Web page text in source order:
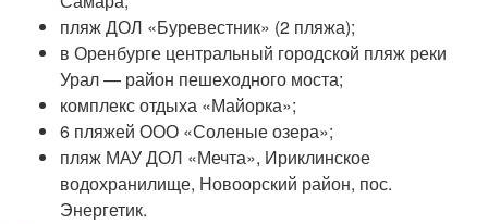
пляж ДОЛ «Буревестник» (2 пляжа);
в Оренбурге центральный городской пляж реки
Урал — район пешеходного моста;
комплекс отдыха «Майорка»;
6 пляжей ООО «Соленые озера»;
пляж МАУ ДОЛ «Мечта», Ириклинское
водохранилище, Новоорский район, пос.
Энергетик.